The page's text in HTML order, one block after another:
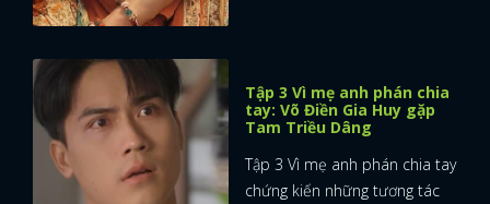
Tập 3 Vì mẹ anh phán chia
tay: Võ Điền Gia Huy gặp
Tam Triều Dâng
Tập 3 Vì mẹ anh phán chia tay
chứng kiến những tương tác